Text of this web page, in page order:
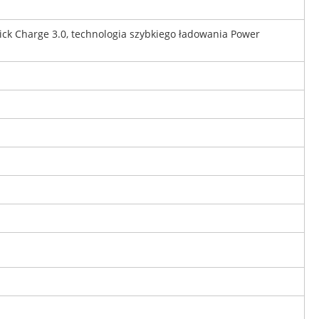
Charge 3.0, technologia szybkiego ładowania Power